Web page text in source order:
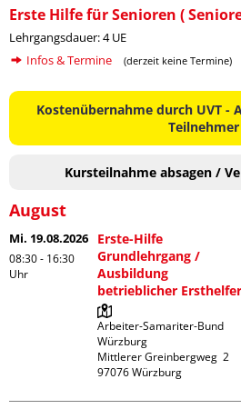
Erste Hilfe für Senioren (
Lehrgangsdauer: 4 UE
Infos & Termine
(derzeit keine Termine)
Kostenübernahme durch UVT -
Teilnehmer
Kursteilnahme absagen /
August
Mi. 19.08.2026
08:30 - 16:30
Uhr
Erste-Hilfe
Grundlehrgang /
Ausbildung
betrieblicher Ersthelfer
Arbeiter-Samariter-Bund
Würzburg
Mittlerer Greinbergweg  2